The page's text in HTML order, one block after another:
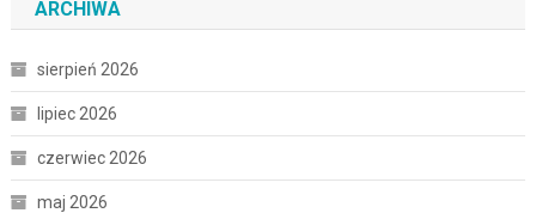
ARCHIWA
sierpień 2026
lipiec 2026
czerwiec 2026
maj 2026